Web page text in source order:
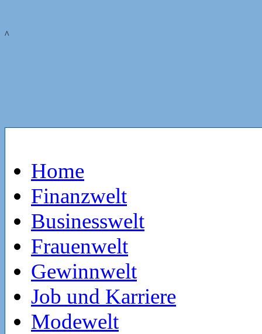
^
Home
Finanzwelt
Businesswelt
Frauenwelt
Gewinnwelt
Job und Karriere
Modewelt